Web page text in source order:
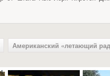
Американский «летающий